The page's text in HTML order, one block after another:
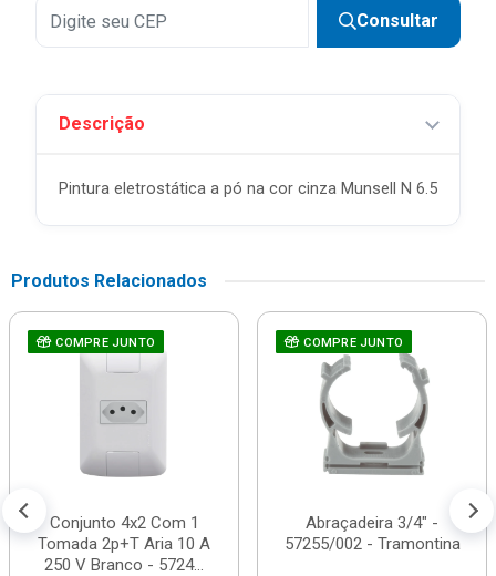
Consultar
Descrição
Pintura eletrostática a pó na cor cinza Munsell N 6.5
Produtos Relacionados
COMPRE JUNTO
Conjunto 4x2 Com 1
Tomada 2p+T Aria 10 A
250 V Branco - 5724...
COMPRE JUNTO
Abraçadeira 3/4" -
57255/002 - Tramontina